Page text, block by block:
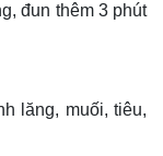
đun thêm 3 phút
lăng, muối, tiêu,